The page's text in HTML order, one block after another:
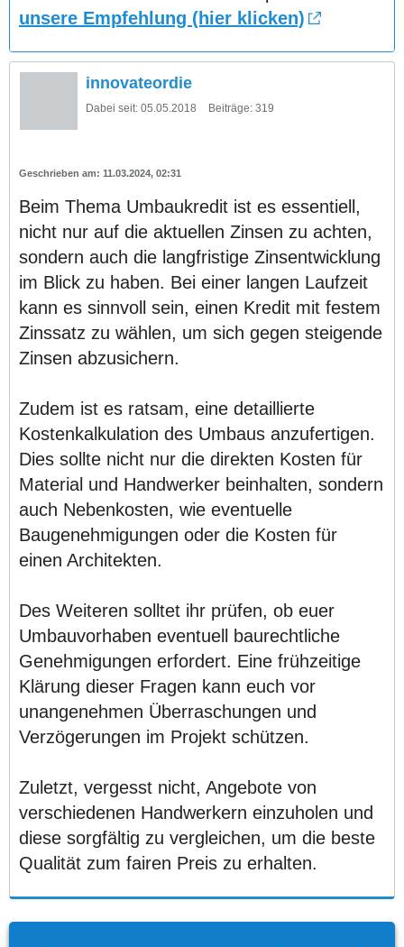
unsere Empfehlung (hier klicken)
innovateordie
Dabei seit: 05.05.2018 Beiträge: 319
11.03.2024, 02:31
Beim Thema Umbaukredit ist es essentiell,
nicht nur auf die aktuellen Zinsen zu achten,
sondern auch die langfristige Zinsentwicklung
im Blick zu haben. Bei einer langen Laufzeit
kann es sinnvoll sein, einen Kredit mit festem
Zinssatz zu wählen, um sich gegen steigende
Zinsen abzusichern.
Zudem ist es ratsam, eine detaillierte
Kostenkalkulation des Umbaus anzufertigen.
Dies sollte nicht nur die direkten Kosten für
Material und Handwerker beinhalten, sondern
auch Nebenkosten, wie eventuelle
Baugenehmigungen oder die Kosten für
einen Architekten.
Des Weiteren solltet ihr prüfen, ob euer
Umbauvorhaben eventuell baurechtliche
Genehmigungen erfordert. Eine frühzeitige
Klärung dieser Fragen kann euch vor
unangenehmen Überraschungen und
Verzögerungen im Projekt schützen.
Zuletzt, vergesst nicht, Angebote von
verschiedenen Handwerkern einzuholen und
diese sorgfältig zu vergleichen, um die beste
Qualität zum fairen Preis zu erhalten.